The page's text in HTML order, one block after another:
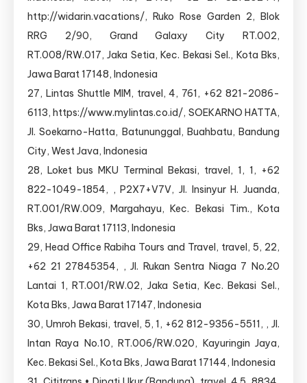
http://widarin.vacations/, Ruko Rose Garden 2, Blok
RRG 2/90, Grand Galaxy City RT.002,
RT.008/RW.017, Jaka Setia, Kec. Bekasi Sel., Kota Bks,
Jawa Barat 17148, Indonesia
27, Lintas Shuttle MIM, travel, 4, 761, +62 821-2086-
6113, https://www.mylintas.co.id/, SOEKARNO HATTA,
Jl. Soekarno-Hatta, Batununggal, Buahbatu, Bandung
City, West Java, Indonesia
28, Loket bus MKU Terminal Bekasi, travel, 1, 1, +62
822-1049-1854, , P2X7+V7V, Jl. Insinyur H. Juanda,
RT.001/RW.009, Margahayu, Kec. Bekasi Tim., Kota
Bks, Jawa Barat 17113, Indonesia
29, Head Office Rabiha Tours and Travel, travel, 5, 22,
+62 21 27845354, , Jl. Rukan Sentra Niaga 7 No.20
Lantai 1, RT.001/RW.02, Jaka Setia, Kec. Bekasi Sel.,
Kota Bks, Jawa Barat 17147, Indonesia
30, Umroh Bekasi, travel, 5, 1, +62 812-9356-5511, , Jl.
Intan Raya No.10, RT.006/RW.020, Kayuringin Jaya,
Kec. Bekasi Sel., Kota Bks, Jawa Barat 17144, Indonesia